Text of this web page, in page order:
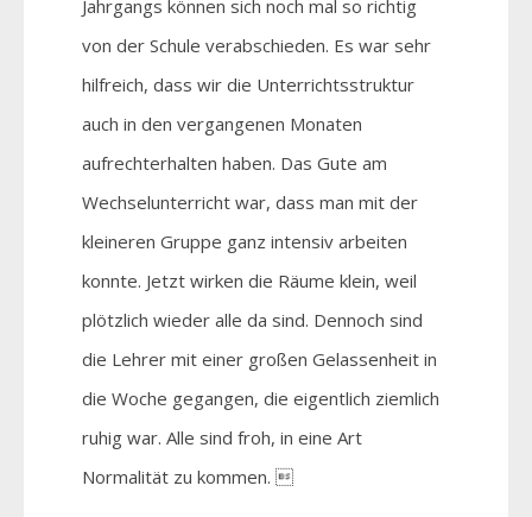
Jahrgangs können sich noch mal so richtig
von der Schule verabschieden. Es war sehr
hilfreich, dass wir die Unterrichtsstruktur
auch in den vergangenen Monaten
aufrechterhalten haben. Das Gute am
Wechselunterricht war, dass man mit der
kleineren Gruppe ganz intensiv arbeiten
konnte. Jetzt wirken die Räume klein, weil
plötzlich wieder alle da sind. Dennoch sind
die Lehrer mit einer großen Gelassenheit in
die Woche gegangen, die eigentlich ziemlich
ruhig war. Alle sind froh, in eine Art
Normalität zu kommen. 